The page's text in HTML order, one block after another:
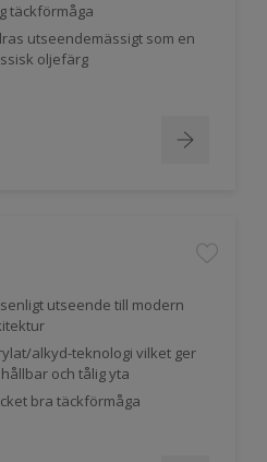
täckförmåga
utseendemässigt som en
oljefärg
utseende till modern
alkyd-teknologi vilket ger
och tålig yta
bra täckförmåga